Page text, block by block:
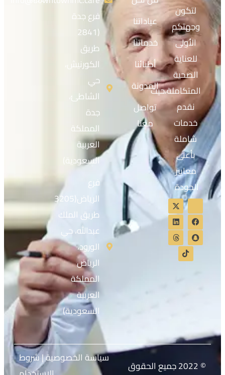
لتكون
وجهتكم
الأولى
للعناية
الصحية
المتكاملة،حيث
نقدم
خدمات
شاملة
بأعلى
معايير
الجودة
عياداتنا
خدماتنا
أطبائنا
المدونة
تواصل
معنا
فرع جدة
(2841
طريق
الكورنيش،
حي
الشاطئ،
جدة
المملكة
العربية
السعودية)
فرع
الرياض(3205
طريق الملك
عبدالله، حي
الورود،
الرياض
المملكة
العربية
السعودية)
© 2022 جميع الحقوق
سياسة الخصوصية|شروط